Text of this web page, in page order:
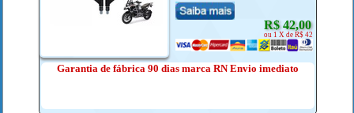
R$ 42,00
ou 1 X de R$ 42
Garantia de fábrica 90 dias marca RN Envio imediato